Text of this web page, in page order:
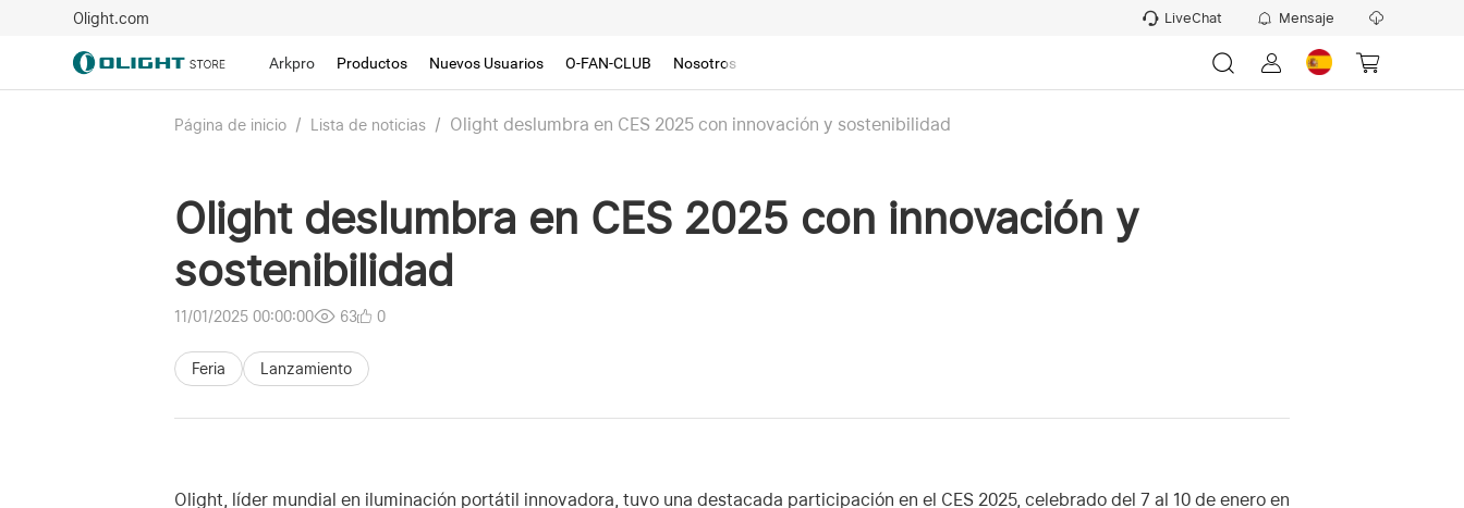
Olight.com LiveChat Mensaje
Arkpro Productos Nuevos Usuarios O-FAN-CLUB Nosotros
Página de inicio / Lista de noticias / Olight deslumbra en CES 2025 con innovación y sostenibilidad
Olight deslumbra en CES 2025 con innovación y
sostenibilidad
11/01/2025 00:00:00 63 0
Feria Lanzamiento
Olight, líder mundial en iluminación portátil innovadora, tuvo una destacada participación en el CES 2025, celebrado del 7 al 10 de enero en